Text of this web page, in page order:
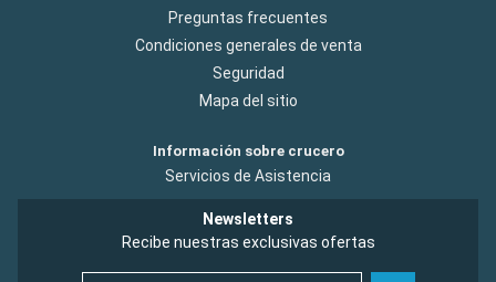
Preguntas frecuentes
Condiciones generales de venta
Seguridad
Mapa del sitio
Información sobre crucero
Servicios de Asistencia
Newsletters
Recibe nuestras exclusivas ofertas